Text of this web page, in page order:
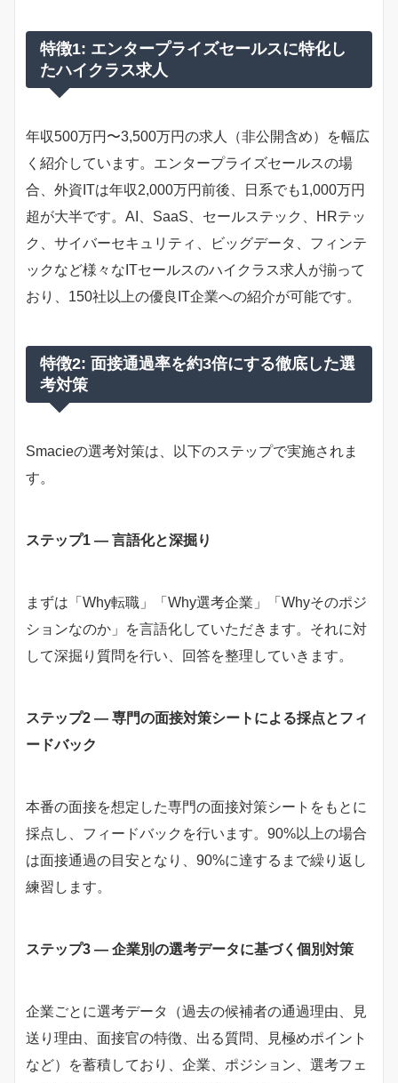
特徴1: エンタープライズセールスに特化し
たハイクラス求人
年収500万円〜3,500万円の求人（非公開含め）を幅広
く紹介しています。エンタープライズセールスの場
合、外資ITは年収2,000万円前後、日系でも1,000万円
超が大半です。AI、SaaS、セールステック、HRテッ
ク、サイバーセキュリティ、ビッグデータ、フィンテ
ックなど様々なITセールスのハイクラス求人が揃って
おり、150社以上の優良IT企業への紹介が可能です。
特徴2: 面接通過率を約3倍にする徹底した選
考対策
Smacieの選考対策は、以下のステップで実施されま
す。
ステップ1 — 言語化と深掘り
まずは「Why転職」「Why選考企業」「Whyそのポジ
ションなのか」を言語化していただきます。それに対
して深掘り質問を行い、回答を整理していきます。
ステップ2 — 専門の面接対策シートによる採点とフィ
ードバック
本番の面接を想定した専門の面接対策シートをもとに
採点し、フィードバックを行います。90%以上の場合
は面接通過の目安となり、90%に達するまで繰り返し
練習します。
ステップ3 — 企業別の選考データに基づく個別対策
企業ごとに選考データ（過去の候補者の通過理由、見
送り理由、面接官の特徴、出る質問、見極めポイント
など）を蓄積しており、企業、ポジション、選考フェ